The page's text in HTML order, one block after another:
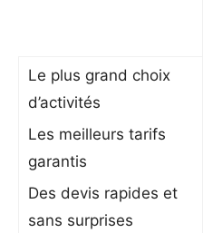
Le plus grand choix
d’activités
Les meilleurs tarifs
garantis
Des devis rapides et
sans surprises